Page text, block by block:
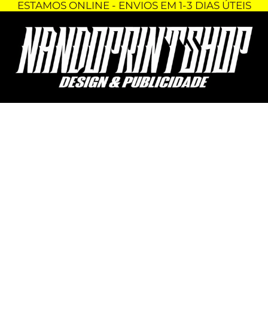
Skip
content
ESTAMOS ONLINE - ENVIOS EM 1-3 DIAS ÚTEIS
Quantidade
de
TSHIRT
-
PRETTY